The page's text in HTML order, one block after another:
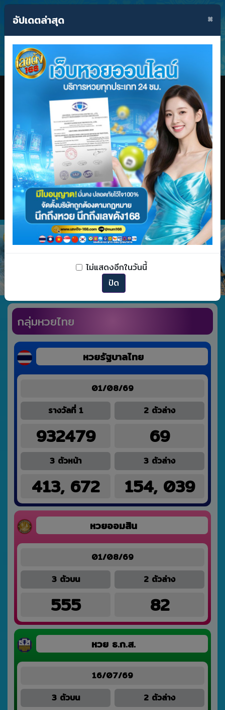
อัตราจ่าย กฏกติกา
เข้าสู่ระบบ
สมัครสมาชิก
สมัครผ่านแอดมิน
ลืมรหัสผ่าน
กลุ่มหวยไทย
หวยรัฐบาลไทย
01/08/69
รางวัลที่ 1
932479
2 ตัวล่าง
69
3 ตัวหน้า
413, 672
3 ตัวล่าง
154, 039
หวยออมสิน
01/08/69
3 ตัวบน
555
2 ตัวล่าง
82
หวย ธ.ก.ส.
16/07/69
3 ตัวบน
2 ตัวล่าง
อัปเดตล่าสุด ×
ไม่แสดงอีกในวันนี้
ปิด